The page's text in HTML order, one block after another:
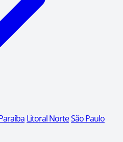
Litoral NorteSão Paulo